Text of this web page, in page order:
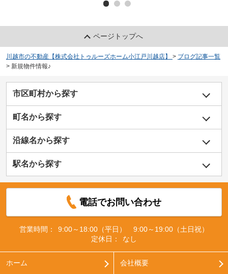
ページトップへ
川越市の不動産【株式会社トゥルーズホーム小江戸川越店】 > ブログ記事一覧
> 新規物件情報♪
市区町村から探す
町名から探す
沿線名から探す
駅名から探す
電話でお問い合わせ
営業時間：
9:00～18:00（平日） 9:00～19:00（土日祝）
定休日：
なし
ホーム 会社概要